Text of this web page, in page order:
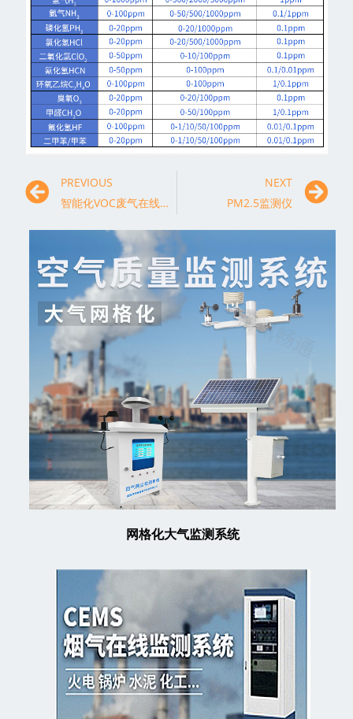
PREVIOUS
智能化VOC废气在线监测系统的设计与优化
NEXT
PM2.5监测仪
网格化大气监测系统